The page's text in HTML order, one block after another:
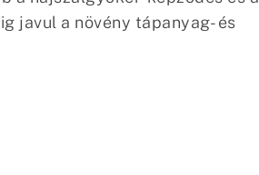
javul a növény tápanyag- és